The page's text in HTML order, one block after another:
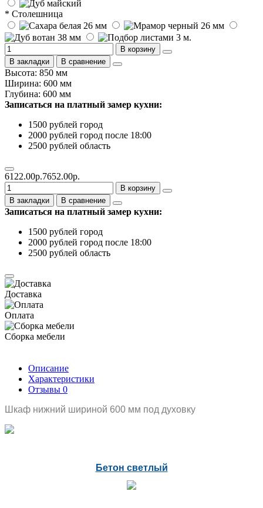
* Столешница
В корзину
В закладки
В сравнение
Высота: 850 мм
Ширина: 600 мм
Глубина: 600 мм
Записаться на платный замер кухни:
1500 рублей город
2000 рублей город после 18:00
2500 рублей область
6122.00р.7652.00р.
В корзину
В закладки
В сравнение
Записаться на платный замер кухни:
1500 рублей город
2000 рублей город после 18:00
2500 рублей область
Доставка
Оплата
Сборка мебели
Описание
Характеристики
Отзывы 0
Шкаф нижний шириной 600 мм под духовку
Бетон светлый